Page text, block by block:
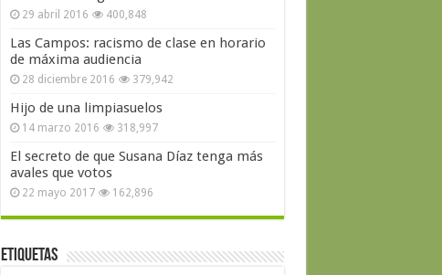
29 abril 2016 400,848
Las Campos: racismo de clase en horario
de máxima audiencia
28 diciembre 2016 379,942
Hijo de una limpiasuelos
14 marzo 2016 318,997
El secreto de que Susana Díaz tenga más
avales que votos
22 mayo 2017 162,896
Etiquetas